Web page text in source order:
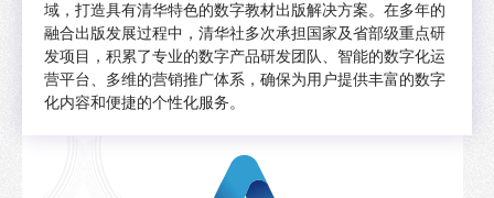
域，打造具有清华特色的数字教材出版解决方案。在多年的
融合出版发展过程中，清华社多次承担国家及省部级重点研
发项目，积累了专业的数字产品研发团队、智能的数字化运
营平台、多维的营销推广体系，确保为用户提供丰富的数字
化内容和便捷的个性化服务。